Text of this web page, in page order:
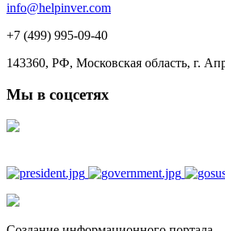
info@helpinver.com
+7 (499) 995-09-40
143360, РФ, Московская область, г.
Мы в соцсетях